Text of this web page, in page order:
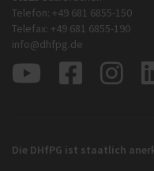
Telefon: +49 681 6855-150
Telefax: +49 681 6855-190
info@dhfpg.de
Die DHfPG ist staatlich